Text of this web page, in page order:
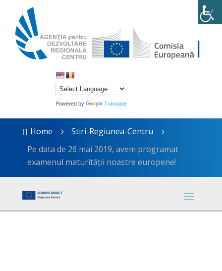
Powered by Translate
 Home 5 Stiri-Regiunea-Centru 5
Pe data de 26 mai 2019, avem programat
examenul maturității noastre europene!